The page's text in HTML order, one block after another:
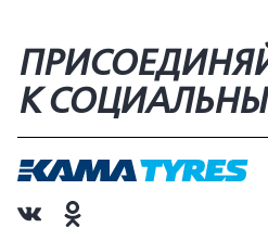
К